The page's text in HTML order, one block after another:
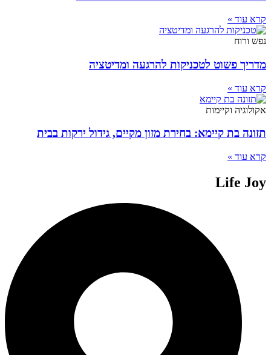
קרא עוד »
נפש ורוח
מדריך פשוט לטכניקות להרגעה ומדיטציה
קרא עוד »
אקולוגיה וקיימות
תזונה בת קיימא: בחירת מזון מקיים, גידול ירקות בבית
קרא עוד »
Life Joy